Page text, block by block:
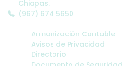
Chiapas.
(967) 674 5650
Armonización Contable
Avisos de Privacidad
Directorio